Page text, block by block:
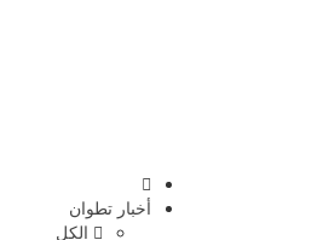
أخبار تطوان
الكل